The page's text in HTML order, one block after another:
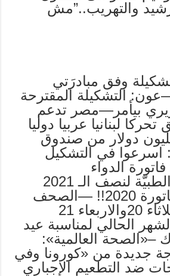
والتهريب..”مش
وفق مبادرَتي
التشكيلة المقترحة
بيأمر—مصر تدعم
لبنانيا عربيا دوليا
مليون دولار من صندوق
اسرعوا في التشكيل
الدواء
والمستلزمات الطبيّة لنصف الـ 2021
تساوي كامل فاتورة 2020!! —الصحف
تحتجب ايام الثلاثاء 20والاربعاء 21
22 الشهر الحالي لمناسبة عيد
–«الصحة العالمية»:
جديدة من «كورونا وفي
ضد التطعيم الإجباري